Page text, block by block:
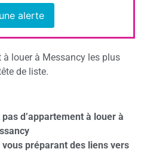
alerte
louer à Messancy les plus
de liste.
pas d’appartement à louer à
préparant des liens vers